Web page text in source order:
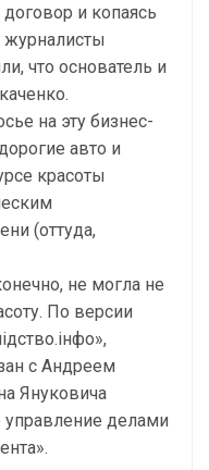
и копаясь
журналисты
что основатель и
на эту бизнес-
авто и
красоты
(оттуда,
не могла не
По версии
с Андреем
Януковича
управление делами